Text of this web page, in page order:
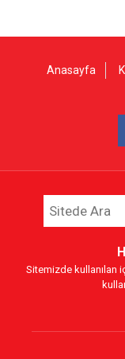
Anasayfa
Sitemizde kullanılan